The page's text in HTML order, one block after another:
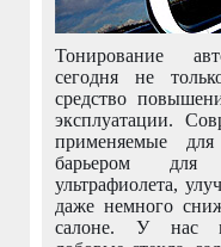
Тонирование
сегодня не
средство
эксплуатации.
применяемые
барьером для
ультрафиолета,
даже немного
салоне. У нас